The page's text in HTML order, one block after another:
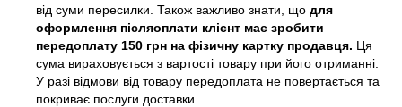
від суми пересилки. Також важливо знати, що для
оформлення післяоплати клієнт має зробити
передоплату 150 грн на фізичну картку продавця. Ця
сума вираховується з вартості товару при його отриманні.
У разі відмови від товару передоплата не повертається та
покриває послуги доставки.